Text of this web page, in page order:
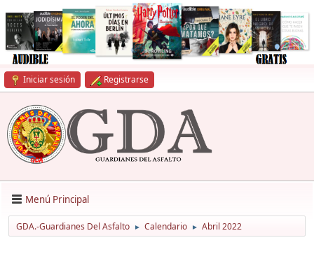
Iniciar sesión Registrarse
Menú Principal
GDA.-Guardianes Del Asfalto ► Calendario ► Abril 2022